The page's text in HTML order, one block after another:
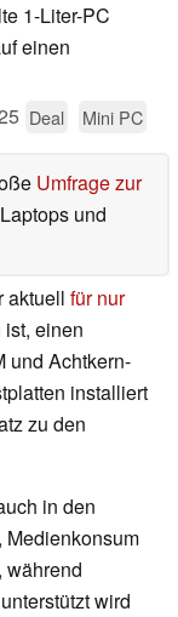
1-Liter-PC
einen
Deal Mini PC
Umfrage zur
und
aktuell für nur
einen
und Achtkern-
installiert
zu den
in den
Medienkonsum
während
wird